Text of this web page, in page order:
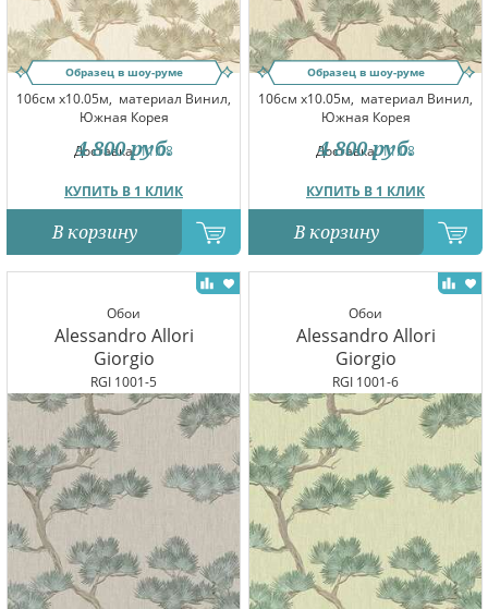
Образец в шоу-руме
106см x10.05м, материал Винил,
Южная Корея
Доставка:11.08
КУПИТЬ В 1 КЛИК
4 800 руб.
В корзину
Образец в шоу-руме
106см x10.05м, материал Винил,
Южная Корея
Доставка:11.08
КУПИТЬ В 1 КЛИК
4 800 руб.
В корзину
Обои
Alessandro Allori
Giorgio
RGI 1001-5
Обои
Alessandro Allori
Giorgio
RGI 1001-6